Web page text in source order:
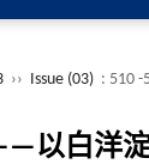
›› Issue (03) : 510 -
以白洋